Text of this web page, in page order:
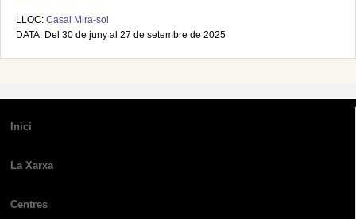
LLOC: Casal Mira-sol
DATA: Del 30 de juny al 27 de setembre de 2025
Inici
La Xarxa
Centres